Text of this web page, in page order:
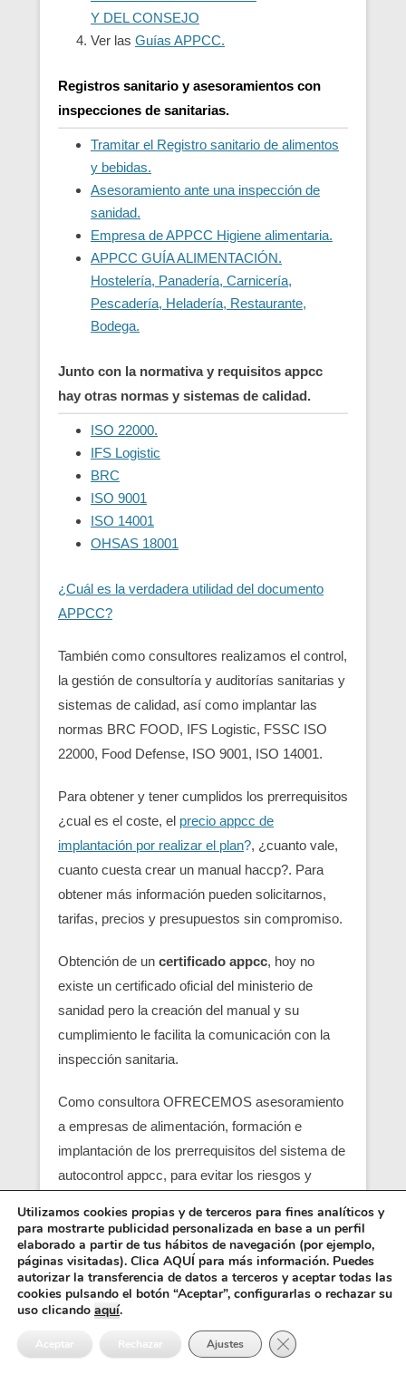
Y DEL CONSEJO
Ver las Guías APPCC.
Registros sanitario y asesoramientos con
inspecciones de sanitarias.
Tramitar el Registro sanitario de alimentos
y bebidas.
Asesoramiento ante una inspección de
sanidad.
Empresa de APPCC Higiene alimentaria.
APPCC GUÍA ALIMENTACIÓN.
Hostelería, Panadería, Carnicería,
Pescadería, Heladería, Restaurante,
Bodega.
Junto con la normativa y requisitos appcc
hay otras normas y sistemas de calidad.
ISO 22000.
IFS Logistic
BRC
ISO 9001
ISO 14001
OHSAS 18001
¿Cuál es la verdadera utilidad del documento
APPCC?
También como consultores realizamos el control,
la gestión de consultoría y auditorías sanitarias y
sistemas de calidad, así como implantar las
normas BRC FOOD, IFS Logistic, FSSC ISO
22000, Food Defense, ISO 9001, ISO 14001.
Para obtener y tener cumplidos los prerrequisitos
¿cual es el coste, el precio appcc de
implantación por realizar el plan?, ¿cuanto vale,
cuanto cuesta crear un manual haccp?. Para
obtener más información pueden solicitarnos,
tarifas, precios y presupuestos sin compromiso.
Obtención de un certificado appcc, hoy no
existe un certificado oficial del ministerio de
sanidad pero la creación del manual y su
cumplimiento le facilita la comunicación con la
inspección sanitaria.
Como consultora OFRECEMOS asesoramiento
a empresas de alimentación, formación e
implantación de los prerrequisitos del sistema de
autocontrol appcc, para evitar los riesgos y
localizando en su empresa los pcc (puntos
críticos) y obtener un servicio con una correcta
seguridad alimentaria.
Entre los requisitos está el control y el análisis de
cada punto crítico, junto con el registro sanitario,
Utilizamos cookies propias y de terceros para fines analíticos y
para mostrarte publicidad personalizada en base a un perfil
elaborado a partir de tus hábitos de navegación (por ejemplo,
páginas visitadas). Clica AQUÍ para más información. Puedes
autorizar la transferencia de datos a terceros y aceptar todas las
cookies pulsando el botón “Aceptar”, configurarlas o rechazar su
uso clicando aquí.
Aceptar Rechazar Ajustes Cerrar el banner de